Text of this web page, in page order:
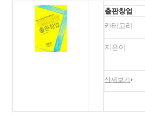
출판창업
카테고리
지은이
상세보기